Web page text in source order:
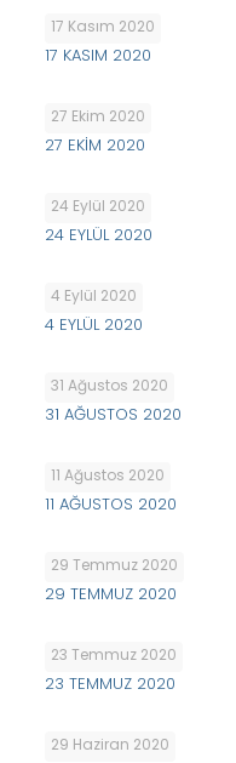
17 Kasım 2020
17 KASIM 2020
27 Ekim 2020
27 EKİM 2020
24 Eylül 2020
24 EYLÜL 2020
4 Eylül 2020
4 EYLÜL 2020
31 Ağustos 2020
31 AĞUSTOS 2020
11 Ağustos 2020
11 AĞUSTOS 2020
29 Temmuz 2020
29 TEMMUZ 2020
23 Temmuz 2020
23 TEMMUZ 2020
29 Haziran 2020